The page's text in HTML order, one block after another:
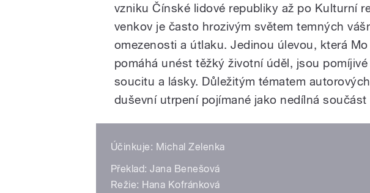
vzniku Čínské lidové republiky až po Kulturní
venkov je často hrozivým světem temných
omezenosti a útlaku. Jedinou úlevou, která
pomáhá unést těžký životní úděl, jsou
soucitu a lásky. Důležitým tématem
duševní utrpení pojímané jako nedílná
Účinkuje: Michal Zelenka
Překlad: Jana Benešová
Režie: Hana Kofránková